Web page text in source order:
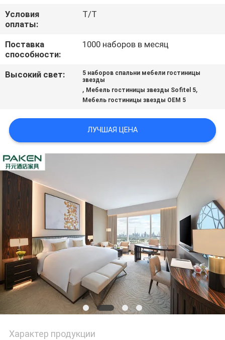
КАРТА
САЙТА
PRIVACY
POLICY
Условия
оплаты:
T/T
Поставка
способности:
1000 наборов в месяц
Высокий свет:
5 наборов спальни мебели гостиницы
звезды
, Мебель гостиницы звезды Sofitel 5,
Мебель гостиницы звезды OEM 5
ЛУЧШАЯ ЦЕНА
Характер продукции